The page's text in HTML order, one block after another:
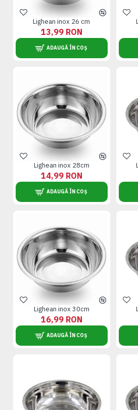
Lighean inox 26 cm
13,99 RON
ADAUGĂ ÎN COȘ
Lighean inox 28cm
14,99 RON
ADAUGĂ ÎN COȘ
Lighean inox 30cm
16,99 RON
ADAUGĂ ÎN COȘ